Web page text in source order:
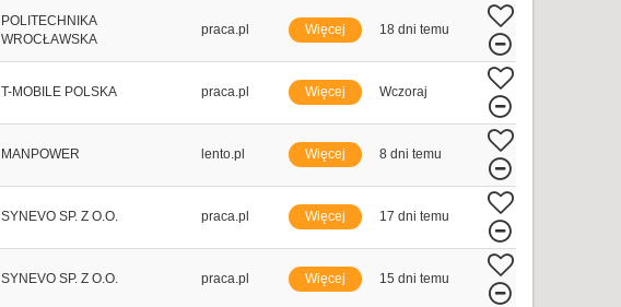
POLITECHNIKA
WROCŁAWSKA
praca.pl Więcej 18 dni temu
T-MOBILE POLSKA praca.pl Więcej Wczoraj
MANPOWER lento.pl Więcej 8 dni temu
SYNEVO SP. Z O.O. praca.pl Więcej 17 dni temu
SYNEVO SP. Z O.O. praca.pl Więcej 15 dni temu